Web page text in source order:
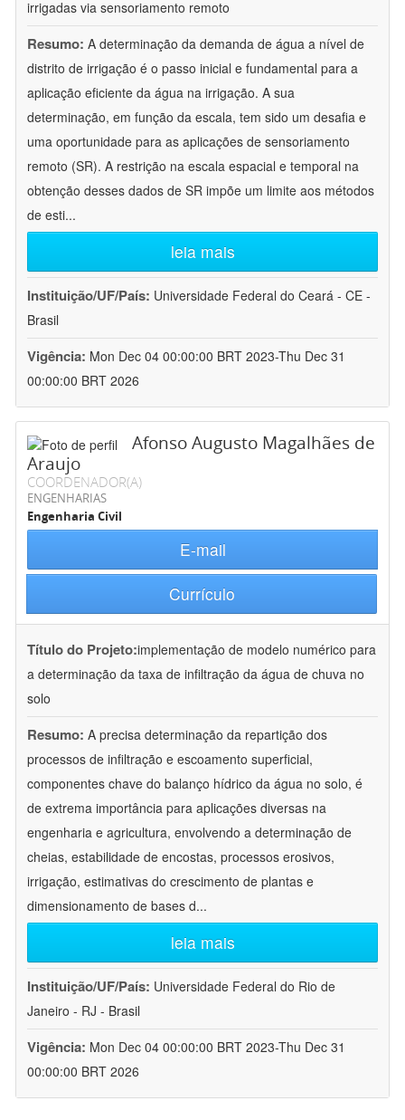
irrigadas via sensoriamento remoto
Resumo: A determinação da demanda de água a nível de
distrito de irrigação é o passo inicial e fundamental para a
aplicação eficiente da água na irrigação. A sua
determinação, em função da escala, tem sido um desafia e
uma oportunidade para as aplicações de sensoriamento
remoto (SR). A restrição na escala espacial e temporal na
obtenção desses dados de SR impõe um limite aos métodos
de esti...
leia mais
Instituição/UF/País: Universidade Federal do Ceará - CE -
Brasil
Vigência: Mon Dec 04 00:00:00 BRT 2023-Thu Dec 31
00:00:00 BRT 2026
Afonso Augusto Magalhães de
Araujo
COORDENADOR(A)
ENGENHARIAS
Engenharia Civil
E-mail
Currículo
Título do Projeto:implementação de modelo numérico para
a determinação da taxa de infiltração da água de chuva no
solo
Resumo: A precisa determinação da repartição dos
processos de infiltração e escoamento superficial,
componentes chave do balanço hídrico da água no solo, é
de extrema importância para aplicações diversas na
engenharia e agricultura, envolvendo a determinação de
cheias, estabilidade de encostas, processos erosivos,
irrigação, estimativas do crescimento de plantas e
dimensionamento de bases d...
leia mais
Instituição/UF/País: Universidade Federal do Rio de
Janeiro - RJ - Brasil
Vigência: Mon Dec 04 00:00:00 BRT 2023-Thu Dec 31
00:00:00 BRT 2026